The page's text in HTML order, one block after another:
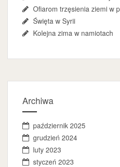
Ofiarom trzęsienia ziemi w
Święta w Syrii
Kolejna zima w namiotach
Archiwa
październik 2025
grudzień 2024
luty 2023
styczeń 2023